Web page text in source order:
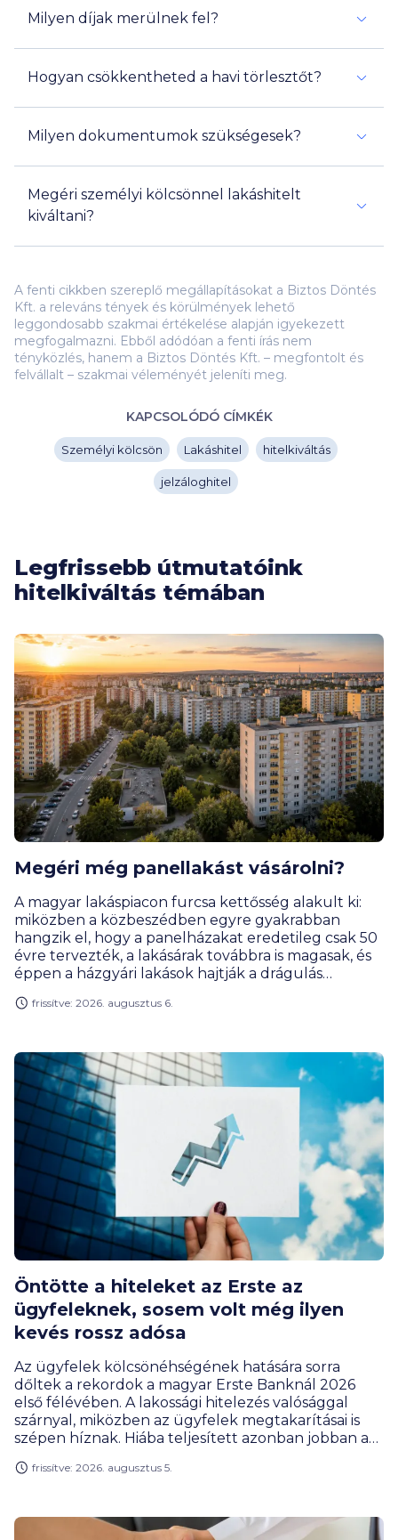
Milyen díjak merülnek fel?
Hogyan csökkentheted a havi törlesztőt?
Milyen dokumentumok szükségesek?
Megéri személyi kölcsönnel lakáshitelt
kiváltani?
15 millió
A fenti cikkben szereplő megállapításokat a Biztos Döntés
Kft. a releváns tények és körülmények lehető
leggondosabb szakmai értékelése alapján igyekezett
megfogalmazni. Ebből adódóan a fenti írás nem
tényközlés, hanem a Biztos Döntés Kft. – megfontolt és
felvállalt – szakmai véleményét jeleníti meg.
KAPCSOLÓDÓ CÍMKÉK
Személyi kölcsön Lakáshitel hitelkiváltás
jelzáloghitel
Legfrissebb útmutatóink
hitelkiváltás témában
Megéri még panellakást vásárolni?
A magyar lakáspiacon furcsa kettősség alakult ki:
miközben a közbeszédben egyre gyakrabban
hangzik el, hogy a panelházakat eredetileg csak 50
évre tervezték, a lakásárak továbbra is magasak, és
éppen a házgyári lakások hajtják a drágulás
jelentik a leginkább elérhető városi lakásformát.
mik a legérdekesebb panelrekordok?
frissítve: 2026. augusztus 6.
Öntötte a hiteleket az Erste az
ügyfeleknek, sosem volt még ilyen
kevés rossz adósa
Az ügyfelek kölcsönéhségének hatására sorra
dőltek a rekordok a magyar Erste Banknál 2026
első félévében. A lakossági hitelezés valósággal
szárnyal, miközben az ügyfelek megtakarításai is
szépen híznak. Hiába teljesített azonban jobban a
extraprofitadó befizetésének új szabályai miatt van
frissítve: 2026. augusztus 5.